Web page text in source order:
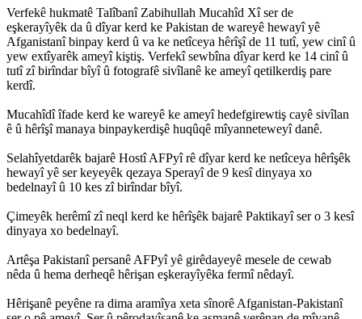
Verfekê hukmatê Talîbanî Zabihullah Mucahîd Xî ser de
eşkerayîyêk da û dîyar kerd ke Pakistan de wareyê hewayî yê
Afganistanî binpay kerd û va ke netîceya hêrîşî de 11 tutî, yew cinî û
yew extîyarêk ameyî kiştiş. Verfekî sewbîna dîyar kerd ke 14 cinî û
tutî zî birîndar bîyî û fotografê sivîlanê ke ameyî qetilkerdiş pare
kerdî.
Mucahîdî îfade kerd ke wareyê ke ameyî hedefgirewtiş cayê sivîlan
ê û hêrîşî manaya binpaykerdişê huqûqê mîyanneteweyî danê.
Selahîyetdarêk bajarê Hostî AFPyî rê dîyar kerd ke netîceya hêrîşêk
hewayî yê ser keyeyêk qezaya Sperayî de 9 kesî dinyaya xo
bedelnayî û 10 kes zî birîndar bîyî.
Çimeyêk herêmî zî neql kerd ke hêrîşêk bajarê Paktikayî ser o 3 kesî
dinyaya xo bedelnayî.
Artêşa Pakistanî persanê AFPyî yê girêdayeyê mesele de cewab
nêda û hema derheqê hêrişan eşkerayîyêka fermî nêdayî.
Hêrişanê peyêne ra dima aramîya xeta sînorê Afganistan-Pakistanî